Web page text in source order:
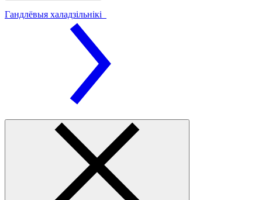
Гандлёвыя халадзільнікі